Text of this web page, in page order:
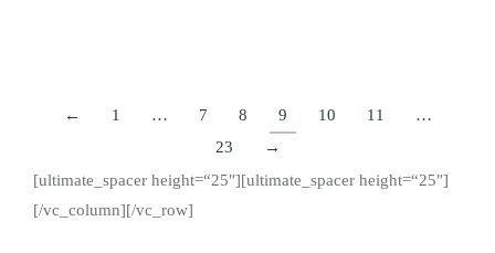
← 1 … 7 8 9 10 11
…
23
→
[ultimate_spacer height=“25″][ultimate_spacer height=“25″]
[/vc_column][/vc_row]